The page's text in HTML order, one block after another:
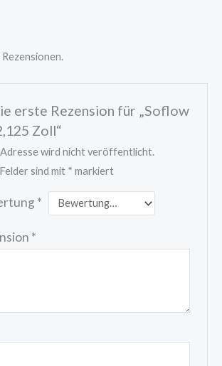
erste Rezension für „Soflow
Zoll“
wird nicht veröffentlicht.
sind mit * markiert
*
*